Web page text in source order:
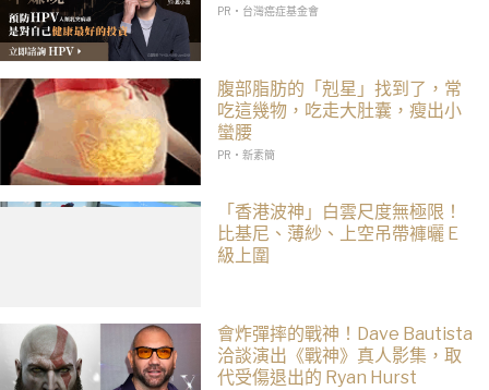
PR・台灣癌症基金會
腹部脂肪的「剋星」找到了，常
吃這幾物，吃走大肚囊，瘦出小
蠻腰
PR・新素簡
「香港波神」白雲尺度無極限！
比基尼、薄紗、上空吊帶褲曬 E
級上圍
會炸彈摔的戰神！Dave Bautista
洽談演出《戰神》真人影集，取
代受傷退出的 Ryan Hurst